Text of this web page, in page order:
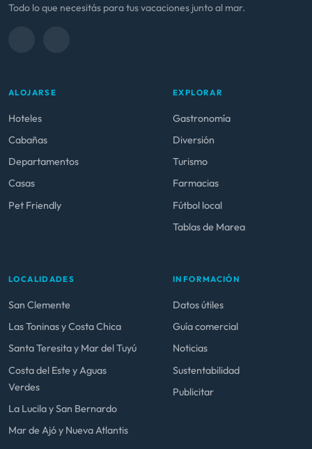
Todo lo que necesitás para tus vacaciones junto al mar.
ALOJARSE
Hoteles
Cabañas
Departamentos
Casas
Pet Friendly
EXPLORAR
Gastronomía
Diversión
Turismo
Farmacias
Fútbol local
Tablas de Marea
LOCALIDADES
San Clemente
Las Toninas y Costa Chica
Santa Teresita y Mar del Tuyú
Costa del Este y Aguas
Verdes
La Lucila y San Bernardo
Mar de Ajó y Nueva Atlantis
INFORMACIÓN
Datos útiles
Guía comercial
Noticias
Sustentabilidad
Publicitar